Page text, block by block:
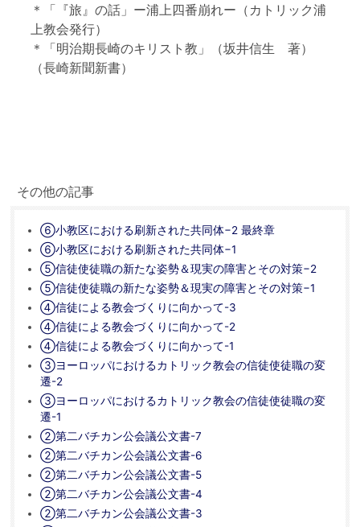
＊「『旅』の話」ー浦上四番崩れー（カトリック浦
上教会発行）
＊「明治期長崎のキリスト教」（坂井信生 著）
（長崎新聞新書）
その他の記事
⑥小教区における刷新された共同体−2 最終章
⑥小教区における刷新された共同体−1
⑤信徒使徒職の新たな姿勢＆現実の障害とその対策−2
⑤信徒使徒職の新たな姿勢＆現実の障害とその対策−1
④信徒による教会づくりに向かって-3
④信徒による教会づくりに向かって-2
④信徒による教会づくりに向かって-1
③ヨーロッパにおけるカトリック教会の信徒使徒職の変
遷-2
③ヨーロッパにおけるカトリック教会の信徒使徒職の変
遷-1
②第二バチカン公会議公文書-7
②第二バチカン公会議公文書-6
②第二バチカン公会議公文書-5
②第二バチカン公会議公文書-4
②第二バチカン公会議公文書-3